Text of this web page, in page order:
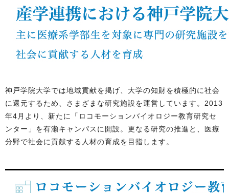
神戸学院大学では地域貢献を掲げ、大学の知財を積極的に社会
に還元するため、さまざまな研究施設を運営しています。2013
年4月より、新たに「ロコモーションバイオロジー教育研究セ
ンター」を有瀬キャンパスに開設。更なる研究の推進と、医療
分野で社会に貢献する人材の育成を目指します。